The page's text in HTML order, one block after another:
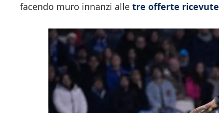
facendo muro innanzi alle tre offerte ricevute